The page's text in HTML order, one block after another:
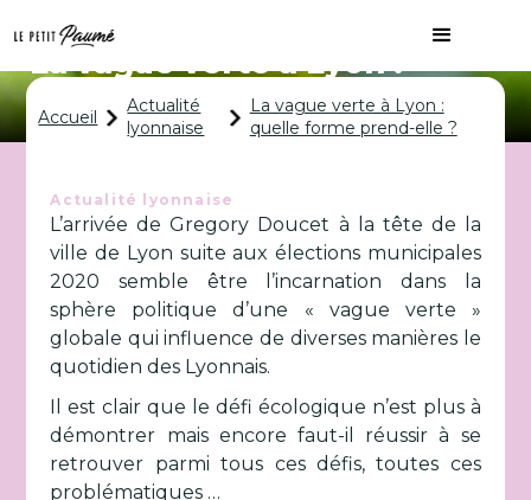
La vague verte à Lyon :
quelle forme prend-elle ?
Accueil
Actualité
lyonnaise
La vague verte à Lyon :
quelle forme prend-elle ?
Actualité lyonnaise
L’arrivée de Gregory Doucet à la tête de la
ville de Lyon suite aux élections municipales
2020 semble être l’incarnation dans la
sphère politique d’une « vague verte »
globale qui influence de diverses manières le
quotidien des Lyonnais.
Il est clair que le défi écologique n’est plus à
démontrer mais encore faut-il réussir à se
retrouver parmi tous ces défis, toutes ces
problématiques …